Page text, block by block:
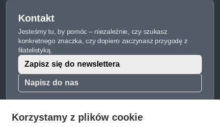
Kontakt
Jesteśmy tu, by pomóc – niezależnie, czy szukasz
konkretnego znaczka, czy dopiero zaczynasz przygodę z
filatelistyką.
Napisz do nas
Zapisz się do newslettera
Korzystamy z plików cookie